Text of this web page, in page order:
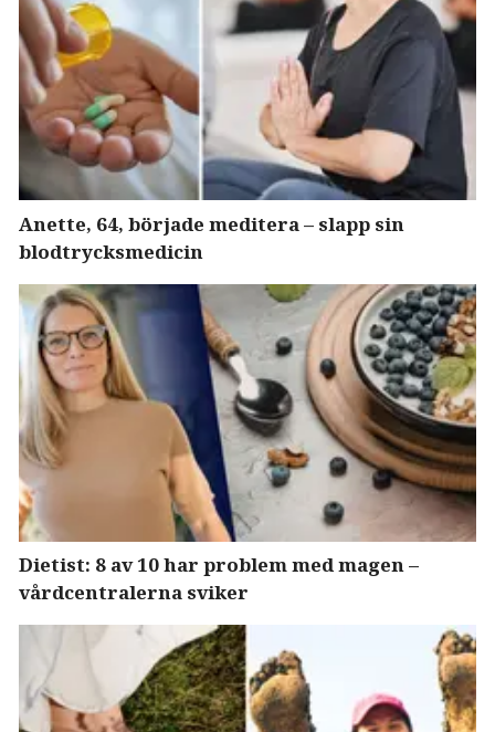
Anette, 64, började meditera – slapp sin
blodtrycksmedicin
Dietist: 8 av 10 har problem med magen –
vårdcentralerna sviker